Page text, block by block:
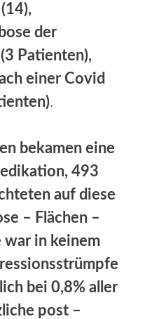
der
Patienten),
einer Covid
.
bekamen eine
493
auf diese
– Flächen –
war in keinem
bei 0,8% aller
post –